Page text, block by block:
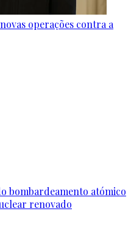
operações contra a
bombardeamento atómico
renovado